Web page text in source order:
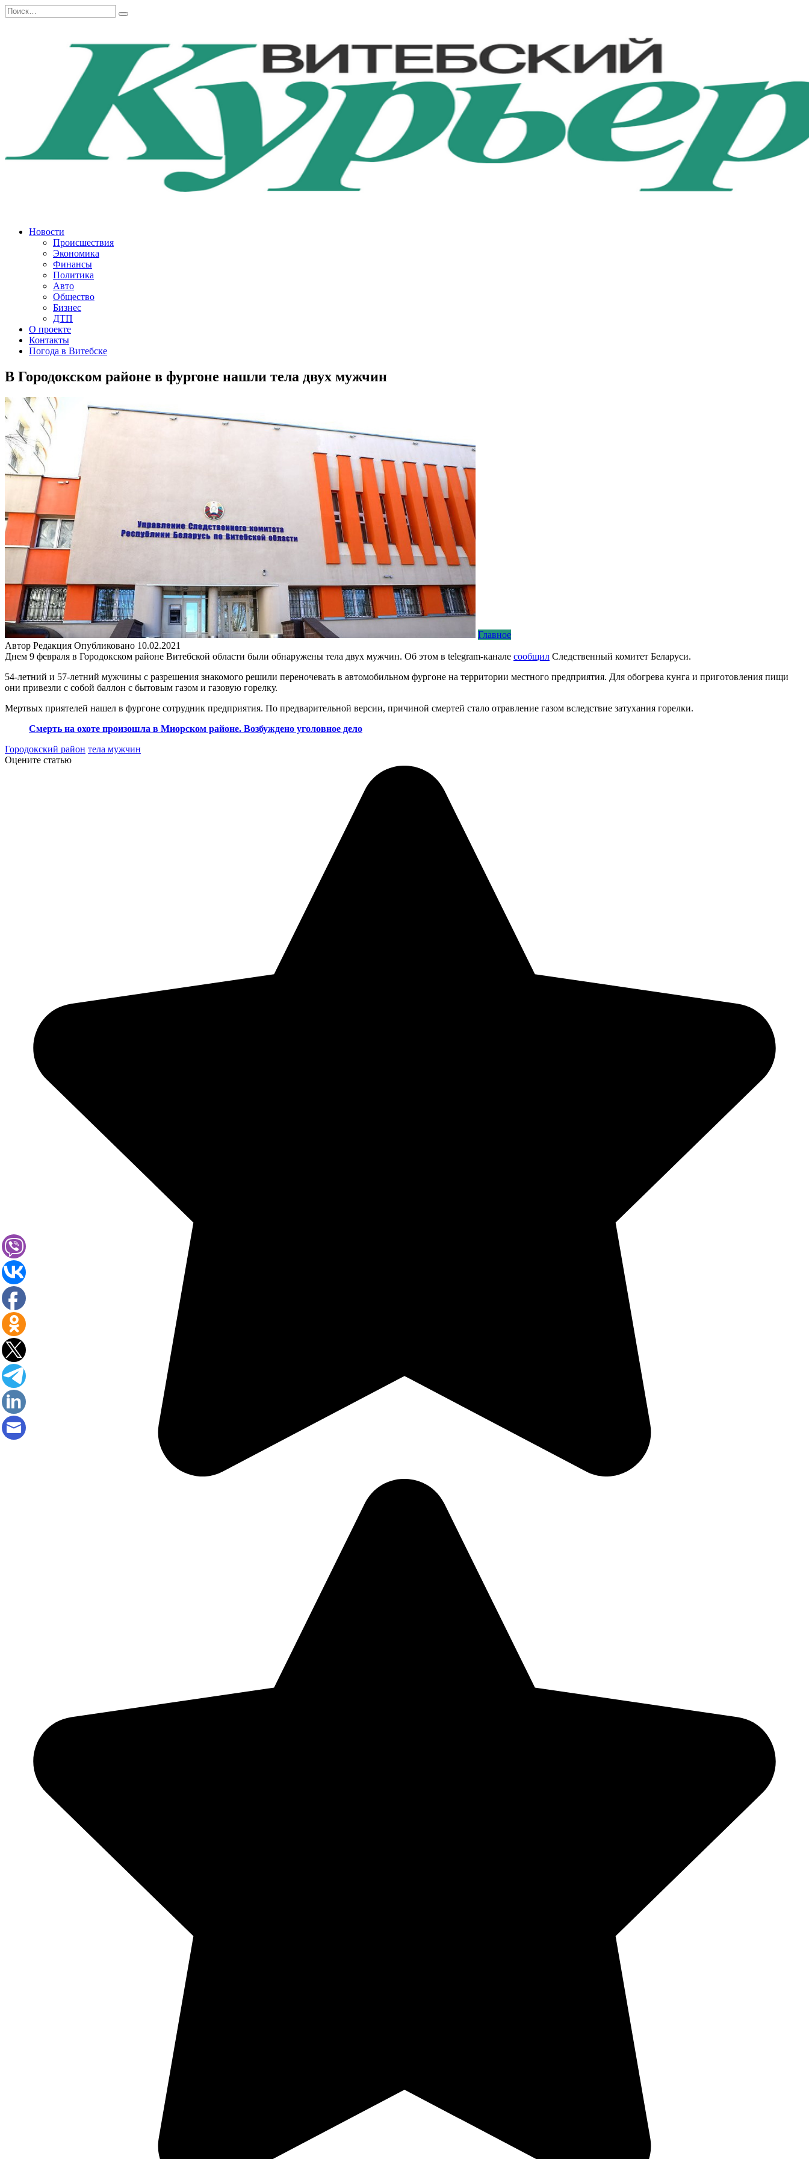
Перейти
к
Search
for:
Новости
Происшествия
Экономика
Финансы
Политика
Авто
Общество
Бизнес
ДТП
О проекте
Контакты
Погода в Витебске
В Городокском районе в фургоне нашли тела двух мужчин
Главное
Автор Редакция Опубликовано 10.02.2021
Днем 9 февраля в Городокском районе Витебской области были обнаружены тела двух мужчин. Об этом в telegram-канале сообщил Следственный комитет Беларуси.
54-летний и 57-летний мужчины с разрешения знакомого решили переночевать в автомобильном фургоне на территории местного предприятия. Для обогрева кунга и приготовления пищи
они привезли с собой баллон с бытовым газом и газовую горелку.
Мертвых приятелей нашел в фургоне сотрудник предприятия. По предварительной версии, причиной смертей стало отравление газом вследствие затухания горелки.
Смерть на охоте произошла в Миорском районе. Возбуждено уголовное дело
Городокский район тела мужчин
Оцените статью